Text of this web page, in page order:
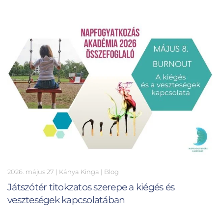
2026. május 27 | Kánya Kinga | Blog
Játszótér titokzatos szerepe a kiégés és
veszteségek kapcsolatában